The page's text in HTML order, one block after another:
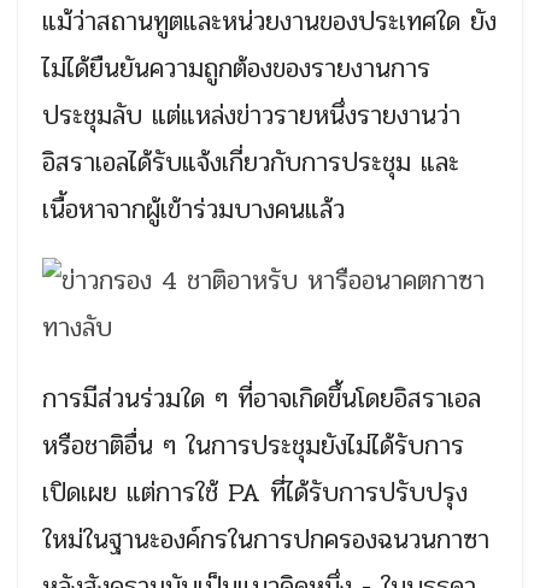
แม้ว่าสถานทูตและหน่วยงานของประเทศใด ยัง
ไม่ได้ยืนยันความถูกต้องของรายงานการ
ประชุมลับ แต่แหล่งข่าวรายหนึ่งรายงานว่า
อิสราเอลได้รับแจ้งเกี่ยวกับการประชุม และ
เนื้อหาจากผู้เข้าร่วมบางคนแล้ว
การมีส่วนร่วมใด ๆ ที่อาจเกิดขึ้นโดยอิสราเอล
หรือชาติอื่น ๆ ในการประชุมยังไม่ได้รับการ
เปิดเผย แต่การใช้ PA ที่ได้รับการปรับปรุง
ใหม่ในฐานะองค์กรในการปกครองฉนวนกาซา